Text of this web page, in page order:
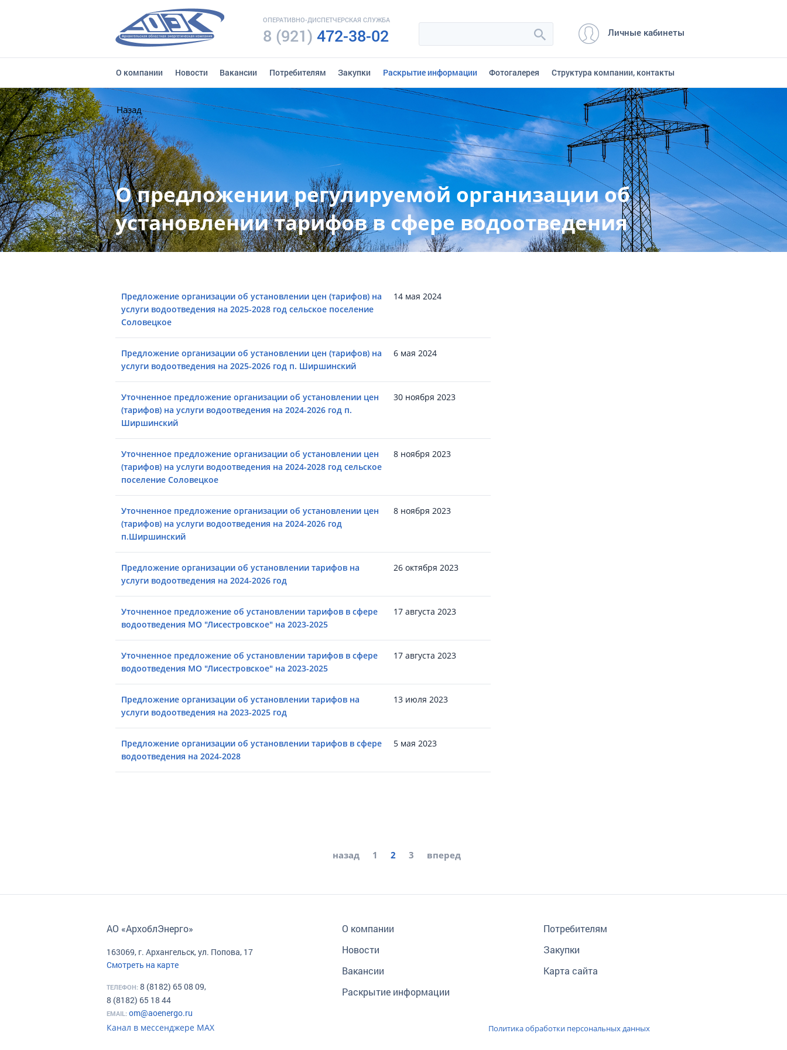
ОПЕРАТИВНО-ДИСПЕТЧЕРСКАЯ СЛУЖБА
8 (921) 472-38-02 Личные кабинеты
О компании Новости Вакансии Потребителям Закупки Раскрытие информации Фотогалерея Структура компании, контакты
Назад
О предложении регулируемой организации об
установлении тарифов в сфере водоотведения
Предложение организации об установлении цен (тарифов) на
услуги водоотведения на 2025-2028 год сельское поселение
Соловецкое
14 мая 2024
Предложение организации об установлении цен (тарифов) на
услуги водоотведения на 2025-2026 год п. Ширшинский
6 мая 2024
Уточненное предложение организации об установлении цен
(тарифов) на услуги водоотведения на 2024-2026 год п.
Ширшинский
30 ноября 2023
Уточненное предложение организации об установлении цен
(тарифов) на услуги водоотведения на 2024-2028 год сельское
поселение Соловецкое
8 ноября 2023
Уточненное предложение организации об установлении цен
(тарифов) на услуги водоотведения на 2024-2026 год
п.Ширшинский
8 ноября 2023
Предложение организации об установлении тарифов на
услуги водоотведения на 2024-2026 год
26 октября 2023
Уточненное предложение об установлении тарифов в сфере
водоотведения МО "Лисестровское" на 2023-2025
17 августа 2023
Уточненное предложение об установлении тарифов в сфере
водоотведения МО "Лисестровское" на 2023-2025
17 августа 2023
Предложение организации об установлении тарифов на
услуги водоотведения на 2023-2025 год
13 июля 2023
Предложение организации об установлении тарифов в сфере
водоотведения на 2024-2028
5 мая 2023
назад 1 2 3 вперед
АО «АрхоблЭнерго»
163069, г. Архангельск, ул. Попова, 17
Смотреть на карте
ТЕЛЕФОН: 8 (8182) 65 08 09,
8 (8182) 65 18 44
EMAIL: om@aoenergo.ru
О компании
Новости
Вакансии
Раскрытие информации
Потребителям
Закупки
Карта сайта
Канал в мессенджере МАХ Политика обработки персональных данных